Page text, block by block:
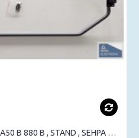
BEKO B50 B 880 B , ARÇELİK A50 B 880 B , STAND , SEHPA AYAK , MASA AYAK